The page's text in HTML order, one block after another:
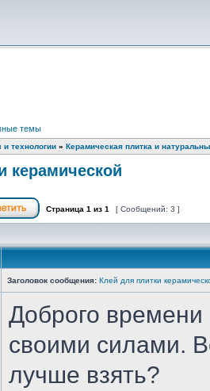
темы
технологии » Керамическая плитка и
керамической
Страница 1 из 1 [ Сообщений: 3 ]
Заголовок сообщения: Клей для плитки
Доброго времени
своими силами.
лучше взять?